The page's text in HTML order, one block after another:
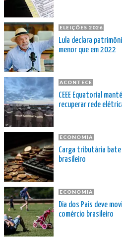
ELEIÇÕES 2026
Lula declara
menor que em 2022
ACONTECE
CEEE Equatorial
recuperar rede
ECONOMIA
Carga tributária bate
brasileiro
ECONOMIA
Dia dos Pais deve
comércio brasileiro